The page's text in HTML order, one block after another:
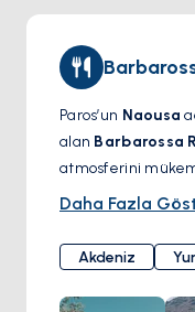
Paros’un Naousa
alan Barbarossa
atmosferini
gastronomi
Akdeniz mutfağı
öne çıkıyor.
ve yerel olarak
Daha Fazla
Akdeniz